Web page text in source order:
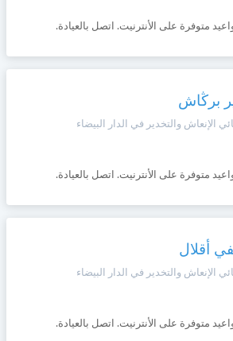
متوفرة على الأنترنيت. اتصل بالعيادة.
برڭاش
الإنعاش والتخدير في الدار البيضاء
متوفرة على الأنترنيت. اتصل بالعيادة.
أقلال
الإنعاش والتخدير في الدار البيضاء
متوفرة على الأنترنيت. اتصل بالعيادة.